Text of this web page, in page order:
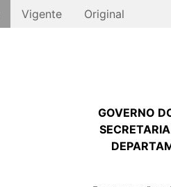
Vigente Original
GOVERNO